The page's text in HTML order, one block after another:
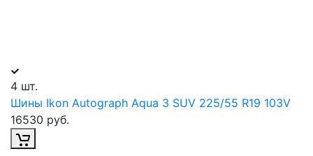
4 шт.
Шины Ikon Autograph Aqua 3 SUV 225/55 R19 103V
16530 руб.